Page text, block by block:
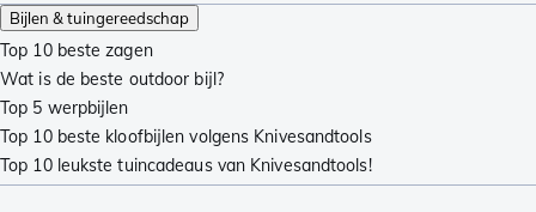
Bijlen & tuingereedschap
Top 10 beste zagen
Wat is de beste outdoor bijl?
Top 5 werpbijlen
Top 10 beste kloofbijlen volgens Knivesandtools
Top 10 leukste tuincadeaus van Knivesandtools!